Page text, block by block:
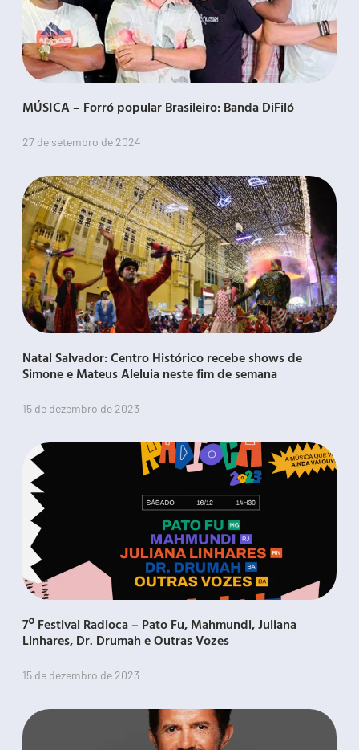
MÚSICA – Forró popular Brasileiro: Banda DiFiló
27 de setembro de 2024
Natal Salvador: Centro Histórico recebe shows de
Simone e Mateus Aleluia neste fim de semana
15 de dezembro de 2023
7º Festival Radioca – Pato Fu, Mahmundi, Juliana
Linhares, Dr. Drumah e Outras Vozes
15 de dezembro de 2023